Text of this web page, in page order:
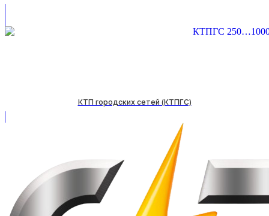
КТП городских сетей (КТПГС)